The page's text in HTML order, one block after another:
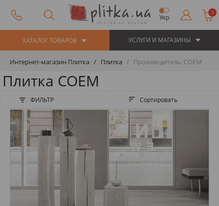
Укр
0
КАТАЛОГ ТОВАРОВ УСЛУГИ И МАГАЗИНЫ
Интернет-магазин Плитка Плитка Производитель: COEM
Плитка COEM
ФИЛЬТР Сортировать